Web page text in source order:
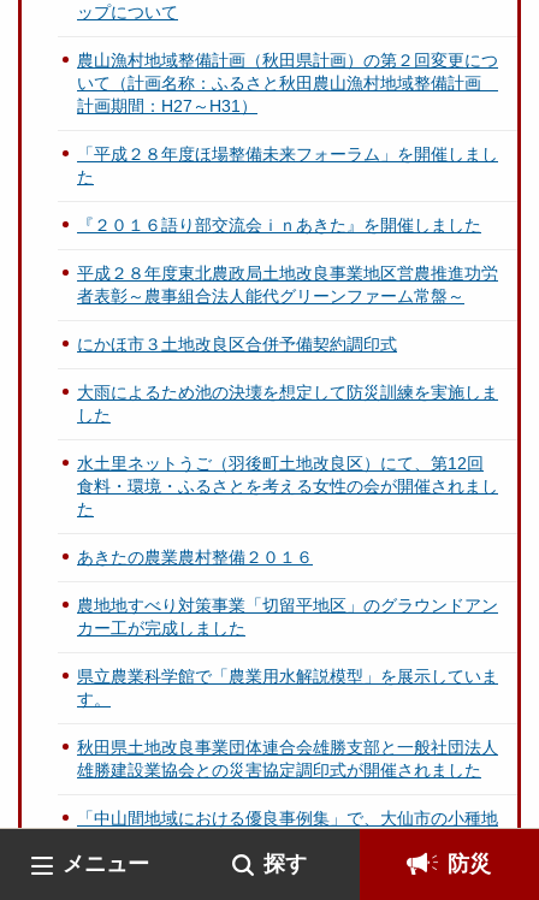
メニュー 探す 防災
ップについて
農山漁村地域整備計画（秋田県計画）の第２回変更につ
いて（計画名称：ふるさと秋田農山漁村地域整備計画
計画期間：H27～H31）
「平成２８年度ほ場整備未来フォーラム」を開催しまし
た
『２０１６語り部交流会ｉｎあきた』を開催しました
平成２８年度東北農政局土地改良事業地区営農推進功労
者表彰～農事組合法人能代グリーンファーム常盤～
にかほ市３土地改良区合併予備契約調印式
大雨によるため池の決壊を想定して防災訓練を実施しま
した
水土里ネットうご（羽後町土地改良区）にて、第12回
食料・環境・ふるさとを考える女性の会が開催されまし
た
あきたの農業農村整備２０１６
農地地すべり対策事業「切留平地区」のグラウンドアン
カー工が完成しました
県立農業科学館で「農業用水解説模型」を展示していま
す。
秋田県土地改良事業団体連合会雄勝支部と一般社団法人
雄勝建設業協会との災害協定調印式が開催されました
「中山間地域における優良事例集」で、大仙市の小種地